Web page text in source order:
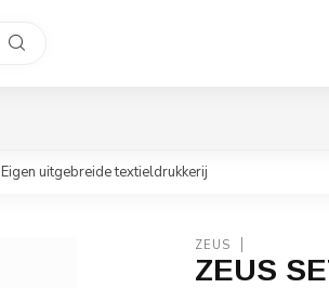
Eigen uitgebreide textieldrukkerij
ZEUS
ZEUS